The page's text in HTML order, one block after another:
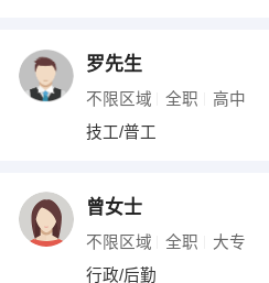
罗先生
不限区域 全职 高中
技工/普工
曾女士
不限区域 全职 大专
行政/后勤